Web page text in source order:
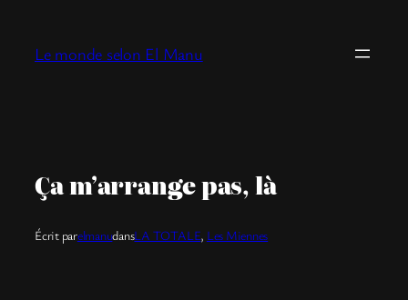
contenu
Le monde selon El Manu
Ça m’arrange pas, là
Écrit parelmanudansLA TOTALE, Les Miennes